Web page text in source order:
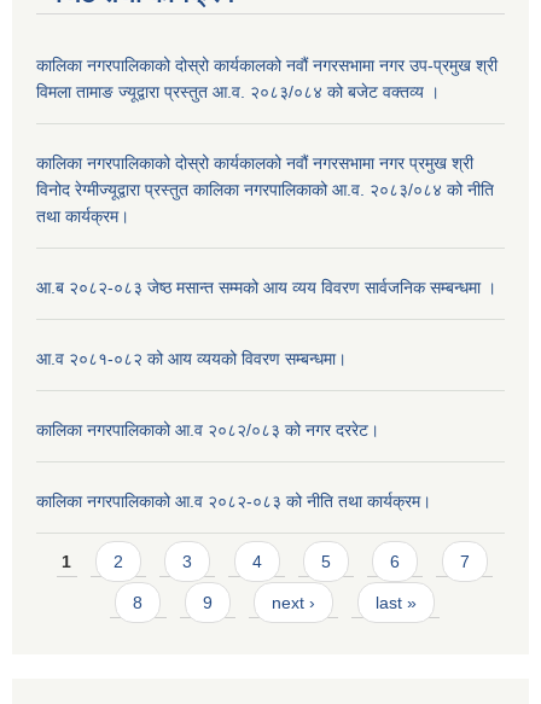
कालिका नगरपालिकाको दोस्रो कार्यकालको नवौं नगरसभामा नगर उप-प्रमुख श्री
विमला तामाङ ज्यूद्वारा प्रस्तुत आ.व. २०८३/०८४ को बजेट वक्तव्य ।
कालिका नगरपालिकाको दोस्रो कार्यकालको नवौं नगरसभामा नगर प्रमुख श्री
विनोद रेग्मीज्यूद्वारा प्रस्तुत कालिका नगरपालिकाको आ.व. २०८३/०८४ को नीति
तथा कार्यक्रम।
आ.ब २०८२-०८३ जेष्ठ मसान्त सम्मको आय व्यय विवरण सार्वजनिक सम्बन्धमा ।
आ.व २०८१-०८२ को आय व्ययको विवरण सम्बन्धमा।
कालिका नगरपालिकाको आ.व २०८२/०८३ को नगर दररेट।
कालिका नगरपालिकाको आ.व २०८२-०८३ को नीति तथा कार्यक्रम।
Pages
1 2 3 4 5 6 7
8 9 next › last »